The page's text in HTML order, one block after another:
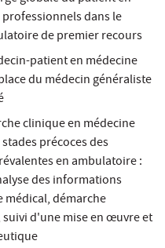
dans le
de premier recours
patient en médecine
du médecin généraliste
clinique en médecine
précoces des
en ambulatoire :
des informations
médical, démarche
d'une mise en œuvre et